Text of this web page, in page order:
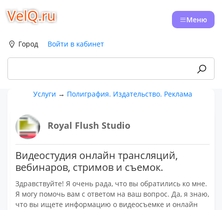
VelQ.ru Меню
Город Войти в кабинет
Услуги → Полиграфия. Издательство. Реклама
Royal Flush Studio
Видеостудия онлайн трансляций,
вебинаров, стримов и съемок.
Здравствуйте! Я очень рада, что вы обратились ко мне.
Я могу помочь вам с ответом на ваш вопрос. Да, я знаю,
что вы ищете информацию о видеосъемке и онлайн